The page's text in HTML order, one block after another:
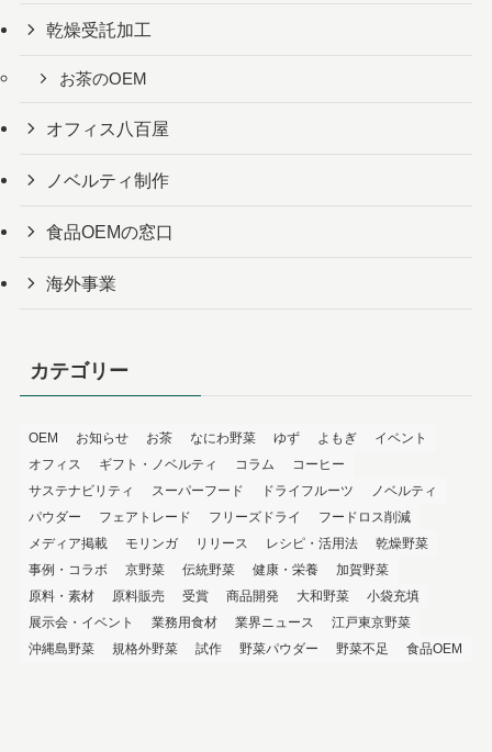
乾燥受託加工
お茶のOEM
オフィス八百屋
ノベルティ制作
食品OEMの窓口
海外事業
カテゴリー
OEM お知らせ お茶 なにわ野菜 ゆず よもぎ
イベント
オフィス
ギフト・ノベルティ コラム
コーヒー
サステナビリティ
スーパーフード ドライフルーツ
ノベルティ
パウダー
フェアトレード フリーズドライ
フードロス削減
メディア掲載
モリンガ リリース レシピ・活用法
乾燥野菜
事例・コラボ
京野菜 伝統野菜 健康・栄養
加賀野菜
原料・素材
原料販売 受賞 商品開発 大和野菜
小袋充填
展示会・イベント
業務用食材 業界ニュース
江戸東京野菜
沖縄島野菜
規格外野菜 試作 野菜パウダー 野菜不足 食品OEM